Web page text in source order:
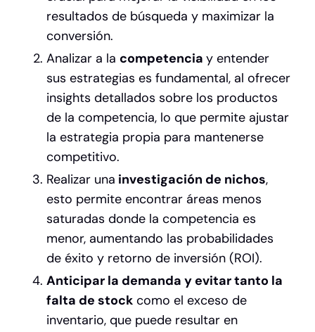
resultados de búsqueda y maximizar la
conversión.
Analizar a la competencia y entender
sus estrategias es fundamental, al ofrecer
insights detallados sobre los productos
de la competencia, lo que permite ajustar
la estrategia propia para mantenerse
competitivo.
Realizar una investigación de nichos,
esto permite encontrar áreas menos
saturadas donde la competencia es
menor, aumentando las probabilidades
de éxito y retorno de inversión (ROI).
Anticipar la demanda y evitar tanto la
falta de stock como el exceso de
inventario, que puede resultar en